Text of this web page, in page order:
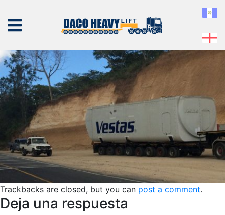
NOSOTROS
EQUIPO
SERVICIOS
PROYECTOS
CONTÁCTENOS
Published 06 de March de 2019at1200 × 406
Trackbacks are closed, but you can post a comment.
Deja una respuesta